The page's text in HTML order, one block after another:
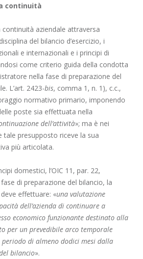
continuità
aziendale attraversa
del bilancio d’esercizio, i
e internazionali e i principi di
come criterio guida della condotta
nella fase di preparazione del
L’art. 2423-bis, comma 1, n. 1), c.c.,
normativo primario, imponendo
poste sia effettuata nella
dell’attività»; ma è nei
tale presupposto riceve la sua
più articolata.
domestici, l’OIC 11, par. 22,
di preparazione del bilancio, la
effettuare: «una valutazione
dell’azienda di continuare a
economico funzionante destinato alla
per un prevedibile arco temporale
di almeno dodici mesi dalla
bilancio».